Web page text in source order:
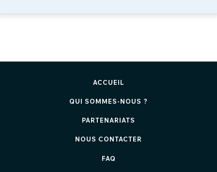
ACCUEIL
QUI SOMMES-NOUS ?
PARTENARIATS
NOUS CONTACTER
FAQ